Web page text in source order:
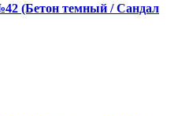
(Бетон темный / Сандал